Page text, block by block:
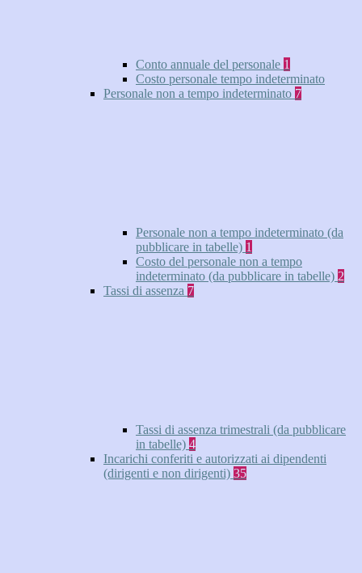
Conto annuale del personale 1
Costo personale tempo indeterminato
Personale non a tempo indeterminato 7
Personale non a tempo indeterminato (da
pubblicare in tabelle) 1
Costo del personale non a tempo
indeterminato (da pubblicare in tabelle) 2
Tassi di assenza 7
Tassi di assenza trimestrali (da pubblicare
in tabelle) 4
Incarichi conferiti e autorizzati ai dipendenti
(dirigenti e non dirigenti) 35